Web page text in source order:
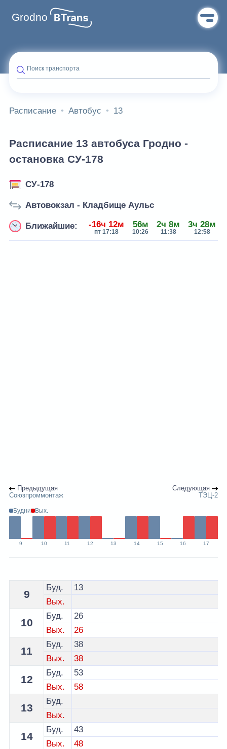
Grodno
Поиск транспорта
Расписание Автобус 13
Расписание 13 автобуса Гродно -
остановка СУ-178
СУ-178
Автовокзал - Кладбище Аульс
Ближайшие: -16ч 12м
пт 17:18
56м
10:26
2ч 8м
11:38
3ч 28м
12:58
Предыдущая
Союзпроммонтаж
Следующая
ТЭЦ-2
Будни Вых.
9 10 11 12 13 14 15 16 17
Расписание 13 автобуса Гродно - остановка СУ-178
9
Буд.
13
Вых.
10
Буд.
26
Вых.
26
11
Буд.
38
Вых.
38
12
Буд.
53
Вых.
58
13
Буд.
Вых.
14
Буд.
43
Вых.
48